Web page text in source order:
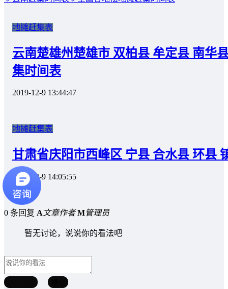
地摊赶集表
云南楚雄州楚雄市 双柏县 牟定县 南华
集时间表
2019-12-9 13:44:47
地摊赶集表
甘肃省庆阳市西峰区 宁县 合水县 环县
2019-12-9 14:05:55
0 条回复 A 文章作者 M管理员
暂无讨论，说说你的看法吧